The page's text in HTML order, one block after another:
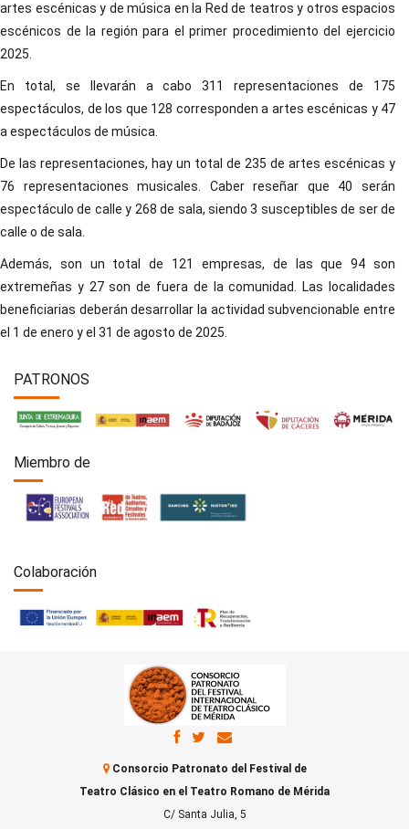
artes escénicas y de música en la Red de teatros y otros espacios
escénicos de la región para el primer procedimiento del ejercicio
2025.
En total, se llevarán a cabo 311 representaciones de 175
espectáculos, de los que 128 corresponden a artes escénicas y 47
a espectáculos de música.
De las representaciones, hay un total de 235 de artes escénicas y
76 representaciones musicales. Caber reseñar que 40 serán
espectáculo de calle y 268 de sala, siendo 3 susceptibles de ser de
calle o de sala.
Además, son un total de 121 empresas, de las que 94 son
extremeñas y 27 son de fuera de la comunidad. Las localidades
beneficiarias deberán desarrollar la actividad subvencionable entre
el 1 de enero y el 31 de agosto de 2025.
PATRONOS
Miembro de
Colaboración
Consorcio Patronato del Festival de
Teatro Clásico en el Teatro Romano de Mérida
C/ Santa Julia, 5